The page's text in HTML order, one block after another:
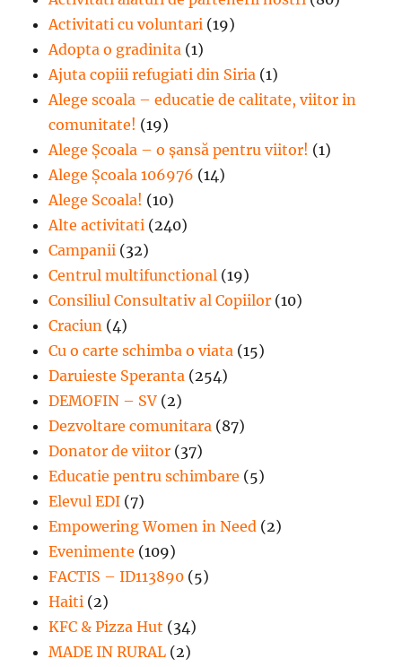
Activitati cu voluntari (19)
Adopta o gradinita (1)
Ajuta copiii refugiati din Siria (1)
Alege scoala – educatie de calitate, viitor in
comunitate! (19)
Alege Şcoala – o şansă pentru viitor! (1)
Alege Școala 106976 (14)
Alege Scoala! (10)
Alte activitati (240)
Campanii (32)
Centrul multifunctional (19)
Consiliul Consultativ al Copiilor (10)
Craciun (4)
Cu o carte schimba o viata (15)
Daruieste Speranta (254)
DEMOFIN – SV (2)
Dezvoltare comunitara (87)
Donator de viitor (37)
Educatie pentru schimbare (5)
Elevul EDI (7)
Empowering Women in Need (2)
Evenimente (109)
FACTIS – ID113890 (5)
Haiti (2)
KFC & Pizza Hut (34)
MADE IN RURAL (2)